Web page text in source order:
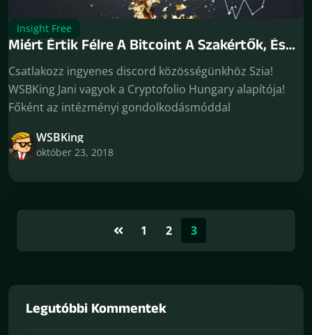
Insight Free
Miért Értik Félre A Bitcoint A Szakértők, És
Miért Nem Képesek Megjósolni A Jövőt
Csatlakozz ingyenes discord közösségünkhöz Szia!
WSBKing Jani vagyok a Cryptofolio Hungary alapítója!
Főként az intézményi gondolkodásmóddal
WSBKing
október 23, 2018
1 2 3
Legutóbbi Kommentek